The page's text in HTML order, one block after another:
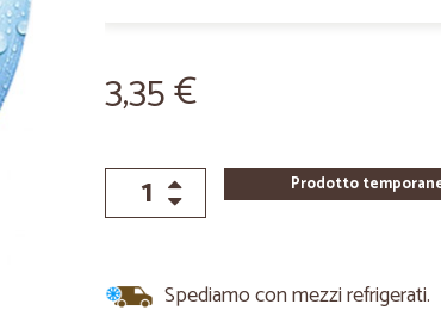
3,35 €
Prodotto
Spediamo con mezzi refrigerati.